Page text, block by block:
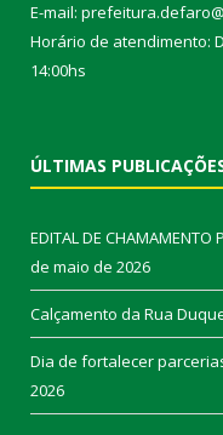
E-mail:
Horário de atendimento:
14:00hs
ÚLTIMAS
EDITAL DE
de maio de 2026
Calçamento da Rua
Dia de fortalecer
2026